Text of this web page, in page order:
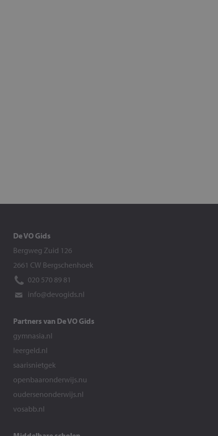
De VO Gids
Bergweg Zuid 126
2661 CW Bergschenhoek
020 570 89 81
info@devogids.nl
Partners van De VO Gids
gymnasia.nl
leergeld.nl
saarisnietgek
openbaaronderwijs.nu
oudersenonderwijs.nl
vosabb.nl